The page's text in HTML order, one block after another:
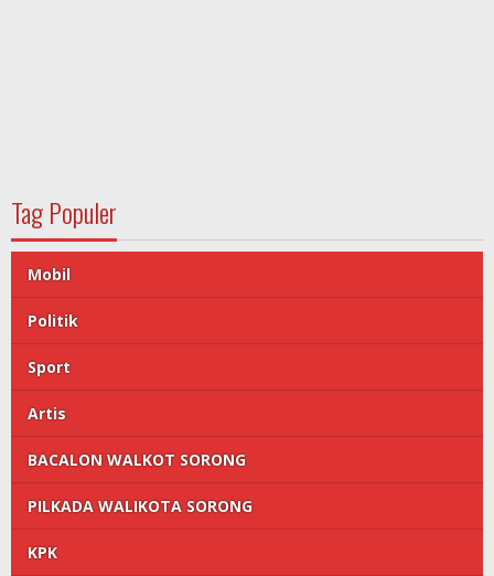
Tag Populer
Mobil
Politik
Sport
Artis
BACALON WALKOT SORONG
PILKADA WALIKOTA SORONG
KPK